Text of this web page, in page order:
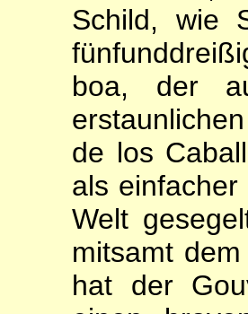
Schild, wie
boa, der
de los
als
Welt
mitsamt
hat der